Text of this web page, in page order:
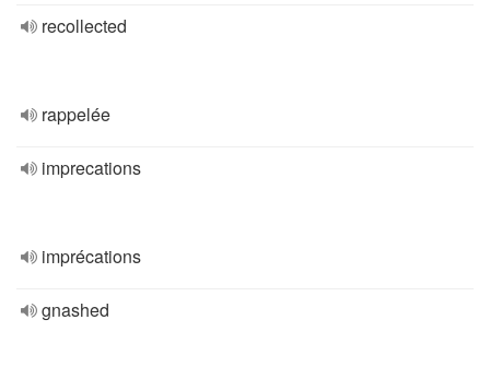
recollected
rappelée
imprecations
imprécations
gnashed